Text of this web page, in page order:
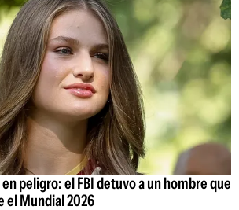
peligro: el FBI detuvo a un hombre que
el Mundial 2026